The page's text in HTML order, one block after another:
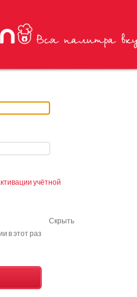
учётной
Скрыть
в этот раз